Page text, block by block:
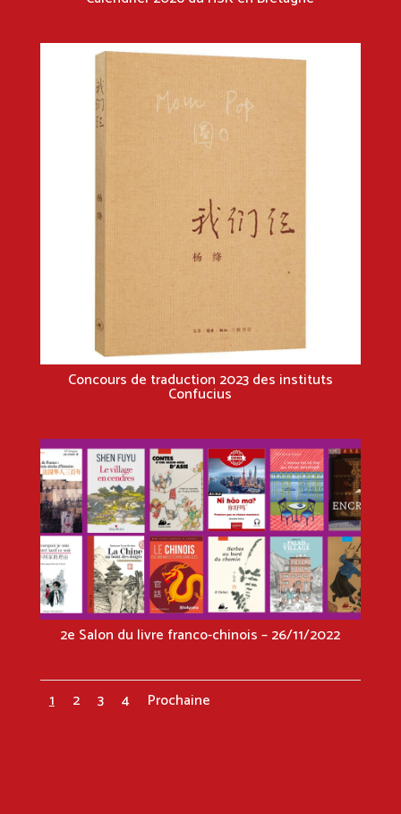
Concours de traduction 2023 des instituts
Confucius
2e Salon du livre franco-chinois – 26/11/2022
1 2 3 4 Prochaine